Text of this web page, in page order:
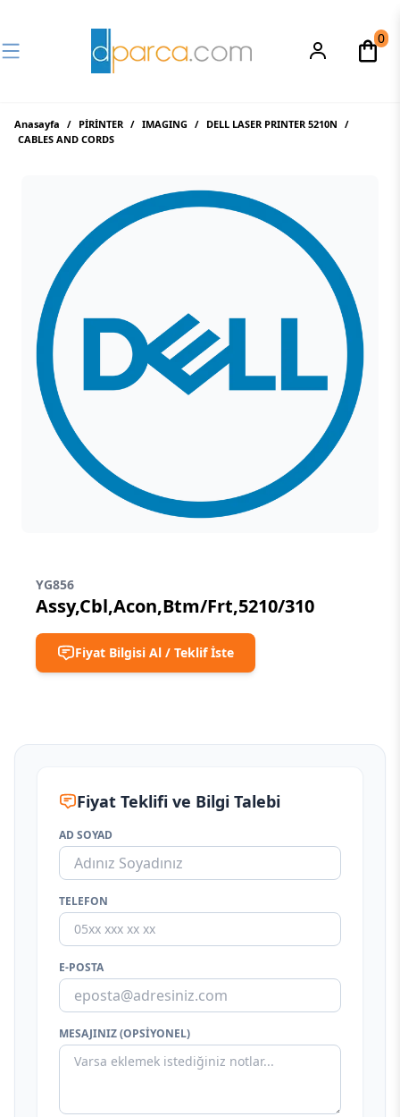
0
Anasayfa / PİRİNTER / IMAGING / DELL LASER PRINTER 5210N /
CABLES AND CORDS
YG856
Assy,Cbl,Acon,Btm/Frt,5210/310
Fiyat Bilgisi Al / Teklif İste
Fiyat Teklifi ve Bilgi Talebi
AD SOYAD
TELEFON
E-POSTA
MESAJINIZ (OPSIYONEL)